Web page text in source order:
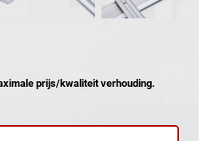
prijs/kwaliteit verhouding.